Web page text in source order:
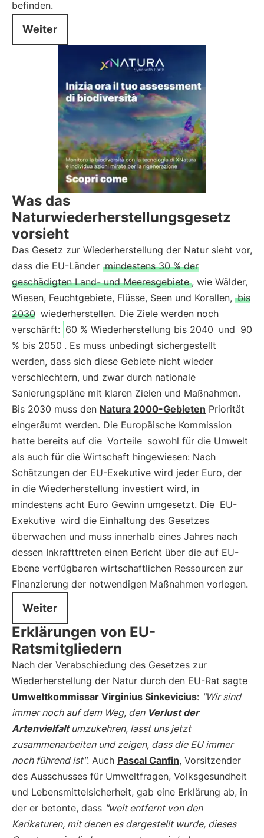
befinden.
Weiter
Was das
Naturwiederherstellungsgesetz
vorsieht
Das Gesetz zur Wiederherstellung der Natur sieht vor,
dass die EU-Länder mindestens 30 % der
geschädigten Land- und Meeresgebiete , wie Wälder,
Wiesen, Feuchtgebiete, Flüsse, Seen und Korallen, bis
2030 wiederherstellen. Die Ziele werden noch
verschärft: 60 % Wiederherstellung bis 2040 und 90
% bis 2050 . Es muss unbedingt sichergestellt
werden, dass sich diese Gebiete nicht wieder
verschlechtern, und zwar durch nationale
Sanierungspläne mit klaren Zielen und Maßnahmen.
Bis 2030 muss den Natura 2000-Gebieten Priorität
eingeräumt werden. Die Europäische Kommission
hatte bereits auf die Vorteile sowohl für die Umwelt
als auch für die Wirtschaft hingewiesen: Nach
Schätzungen der EU-Exekutive wird jeder Euro, der
in die Wiederherstellung investiert wird, in
mindestens acht Euro Gewinn umgesetzt. Die EU-
Exekutive wird die Einhaltung des Gesetzes
überwachen und muss innerhalb eines Jahres nach
dessen Inkrafttreten einen Bericht über die auf EU-
Ebene verfügbaren wirtschaftlichen Ressourcen zur
Finanzierung der notwendigen Maßnahmen vorlegen.
Weiter
Erklärungen von EU-
Ratsmitgliedern
Nach der Verabschiedung des Gesetzes zur
Wiederherstellung der Natur durch den EU-Rat sagte
Umweltkommissar Virginius Sinkevicius: "Wir sind
immer noch auf dem Weg, den Verlust der
Artenvielfaltumzukehren, lasst uns jetzt
zusammenarbeiten und zeigen, dass die EU immer
noch führend ist". Auch Pascal Canfin, Vorsitzender
des Ausschusses für Umweltfragen, Volksgesundheit
und Lebensmittelsicherheit, gab eine Erklärung ab, in
der er betonte, dass "weit entfernt von den
Karikaturen, mit denen es dargestellt wurde, dieses